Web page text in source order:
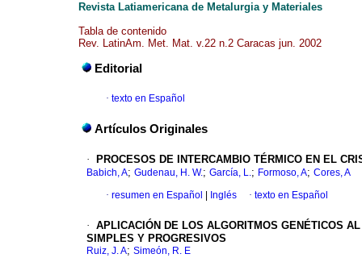
Revista Latiamericana de Metalurgia y Materiales
Tabla de contenido
Rev. LatinAm. Met. Mat. v.22 n.2 Caracas jun. 2002
Editorial
· texto en Español
Artículos Originales
· PROCESOS DE INTERCAMBIO TÉRMICO EN EL
Babich, A; Gudenau, H. W.; García, L.; Formoso, A; Cores, A
· resumen en Español Inglés · texto en Español
· APLICACIÓN DE LOS ALGORITMOS GENÉTICOS
SIMPLES Y PROGRESIVOS
Ruiz, J. A; Simeón, R. E